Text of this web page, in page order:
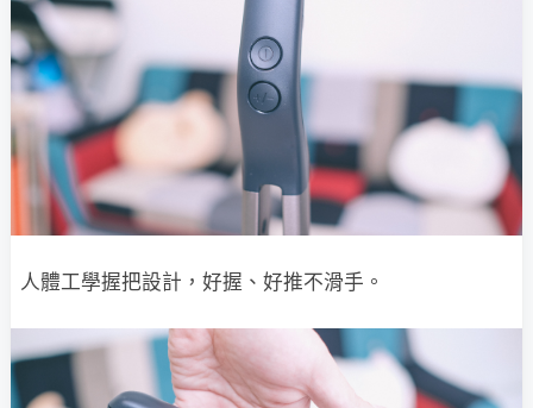
人體工學握把設計，好握、好推不滑手。